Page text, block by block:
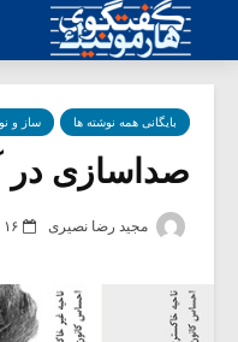
بایگانی همه نوشته ها ساز و
صداسازی در
مجید رضا نصیری ۱۶ اسفند ۱۳۹۵